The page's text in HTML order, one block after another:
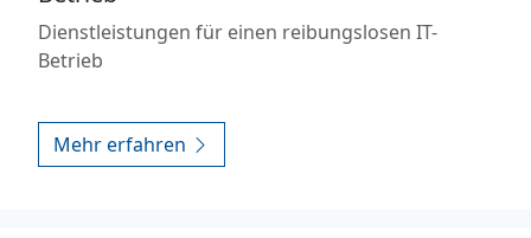
Dienstleistungen für einen reibungslosen IT-
Betrieb
Mehr erfahren